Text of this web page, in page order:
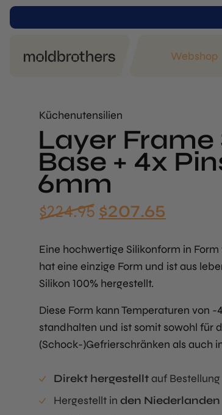
Webshop
Küchenutensilien
Layer Frame
Base + 4x
6mm
$224.95 Der
Preis
betrug:
$224,95
$207.65
Preis
Eine hochwertige Silikonform in Form
hat eine einzige Form und ist aus
Silikon 100% hergestellt.
Diese Form kann Temperaturen von -
standhalten und ist somit sowohl für
(Schock-)Gefrierschränken als auch
Direkt hergestelltauf Bestellung
Hergestellt in den Niederlanden